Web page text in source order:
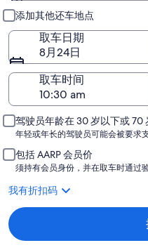
取车和还车
添加其他还车地点
取车日期
8月24日
取车时间
驾驶员年龄在 30 岁以下或 70
年轻或年长的驾驶员可能会被要求
包括 AARP 会员价
须持有会员身份，并在取车时通过验
我有折扣码